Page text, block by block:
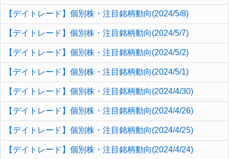
【デイトレード】個別株・注目銘柄動向(2024/5/8)
【デイトレード】個別株・注目銘柄動向(2024/5/7)
【デイトレード】個別株・注目銘柄動向(2024/5/2)
【デイトレード】個別株・注目銘柄動向(2024/5/1)
【デイトレード】個別株・注目銘柄動向(2024/4/30)
【デイトレード】個別株・注目銘柄動向(2024/4/26)
【デイトレード】個別株・注目銘柄動向(2024/4/25)
【デイトレード】個別株・注目銘柄動向(2024/4/24)